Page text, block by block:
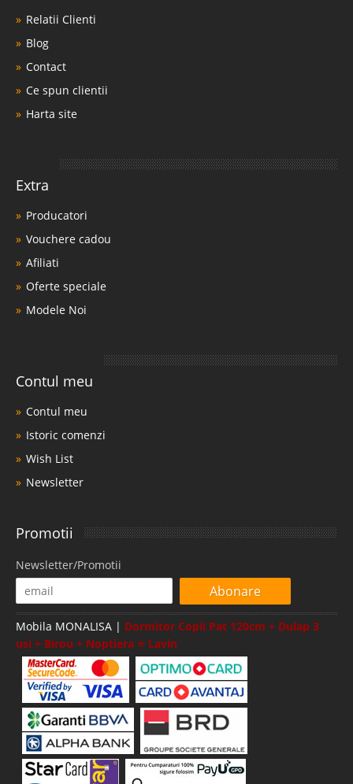
Relatii Clienti
Blog
Contact
Ce spun clientii
Harta site
Extra
Producatori
Vouchere cadou
Afiliati
Oferte speciale
Modele Noi
Contul meu
Contul meu
Istoric comenzi
Wish List
Newsletter
Promotii
Newsletter/Promotii
Abonare
Mobila MONALISA | Dormitor Copii Pat 120cm + Dulap 3
usi + Birou + Noptiera ⭐ Lavin